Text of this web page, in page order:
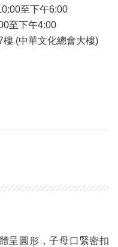
至下午6:00
至下午4:00
(中華文化總會大樓)
呈圓形，子母口緊密扣